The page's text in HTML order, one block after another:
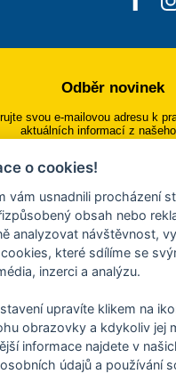
Odběr novinek
svou e-mailovou adresu k
aktuálních informací z
Přihlásit se k odběru
Aplikace Mobilní
do svého mobilu či
pozvánky na kulturní a
Více informací o aplikaci
o cookies!
vám usnadnili procházení
obsah nebo
analyzovat návštěvnost,
které sdílíme se
inzerci a analýzu.
upravíte klikem na
obrazovky a kdykoliv jej
informace najdete v
údajů a používání